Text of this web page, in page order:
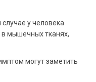
у человека
мышечных тканях,
могут заметить